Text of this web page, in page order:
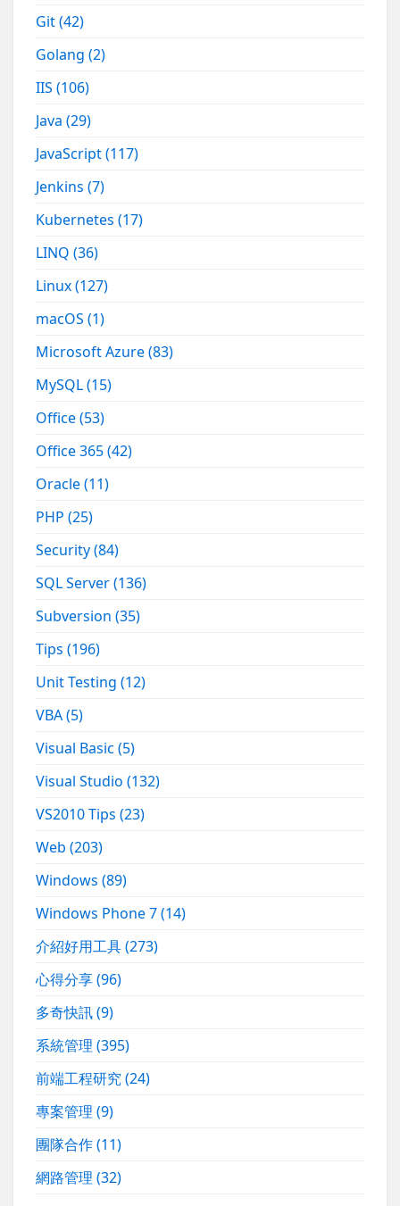
Git(42)
Golang(2)
IIS(106)
Java(29)
JavaScript(117)
Jenkins(7)
Kubernetes(17)
LINQ(36)
Linux(127)
macOS(1)
Microsoft Azure(83)
MySQL(15)
Office(53)
Office 365(42)
Oracle(11)
PHP(25)
Security(84)
SQL Server(136)
Subversion(35)
Tips(196)
Unit Testing(12)
VBA(5)
Visual Basic(5)
Visual Studio(132)
VS2010 Tips(23)
Web(203)
Windows(89)
Windows Phone 7(14)
介紹好用工具(273)
心得分享(96)
多奇快訊(9)
系統管理(395)
前端工程研究(24)
專案管理(9)
團隊合作(11)
網路管理(32)